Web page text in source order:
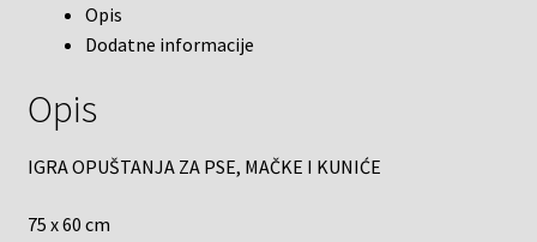
Opis
Dodatne informacije
Opis
IGRA OPUŠTANJA ZA PSE, MAČKE I KUNIĆE
75 x 60 cm